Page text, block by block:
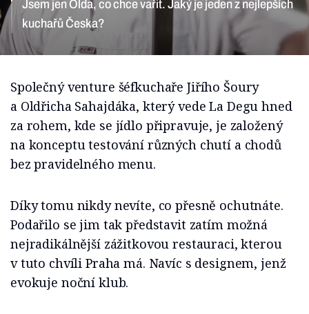
Česka?
Společný venture šéfkuchaře Jiřího Šoury
a Oldřicha Sahajdáka, který vede La Degu hned
za rohem, kde se jídlo připravuje, je založený
na konceptu testování různých chutí a chodů
bez pravidelného menu.
Díky tomu nikdy nevíte, co přesně ochutnáte.
Podařilo se jim tak představit zatím možná
nejradikálnější zážitkovou restauraci, kterou
v tuto chvíli Praha má. Navíc s designem, jenž
evokuje noční klub.